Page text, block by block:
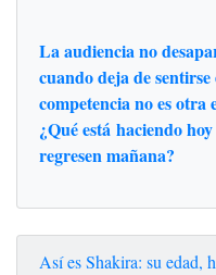
La audiencia no
cuando deja de
competencia no es otra
¿Qué está haciendo
regresen mañana?
Así es Shakira: su edad,